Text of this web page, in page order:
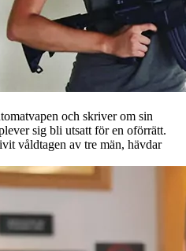
och skriver om sin
sig bli utsatt för en oförrätt.
våldtagen av tre män, hävdar